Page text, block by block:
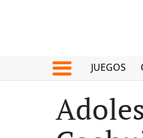
JUEGOS